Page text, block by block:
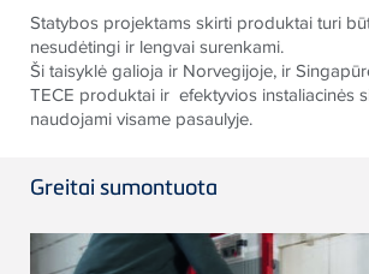
Statybos projektams skirti produktai turi
nesudėtingi ir lengvai surenkami.
Ši taisyklė galioja ir Norvegijoje, ir
TECE produktai ir efektyvios instaliacinės
naudojami visame pasaulyje.
Greitai sumontuota